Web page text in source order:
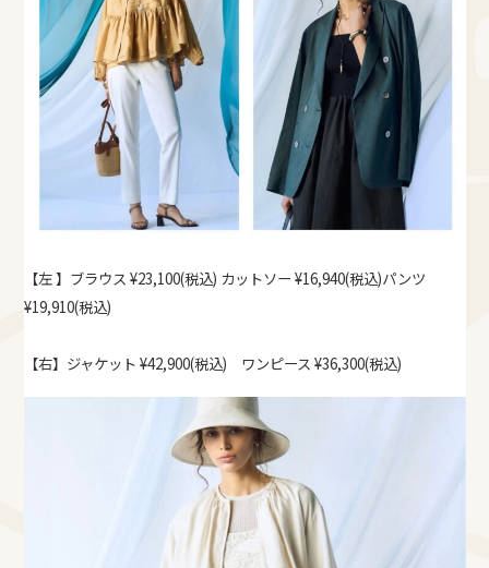
【左 】ブラウス ¥23,100(税込) カットソー ¥16,940(税込)パンツ
¥19,910(税込)
【右】ジャケット ¥42,900(税込) ワンピース ¥36,300(税込)